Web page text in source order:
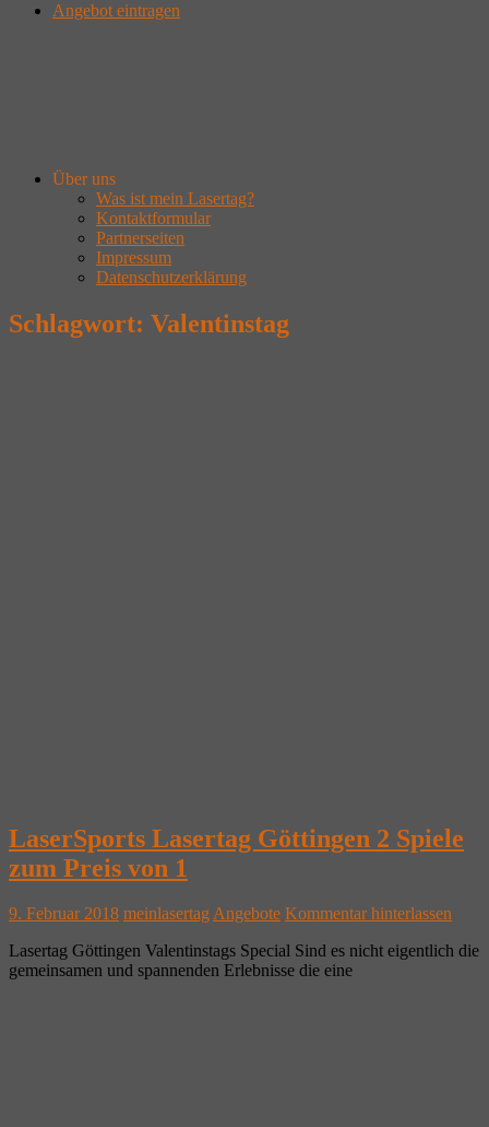
Angebot eintragen
Über uns
Was ist mein Lasertag?
Kontaktformular
Partnerseiten
Impressum
Datenschutzerklärung
Schlagwort: Valentinstag
LaserSports Lasertag Göttingen 2 Spiele
zum Preis von 1
9. Februar 2018 meinlasertagAngebote Kommentar hinterlassen
Lasertag Göttingen Valentinstags Special Sind es nicht eigentlich die
gemeinsamen und spannenden Erlebnisse die eine